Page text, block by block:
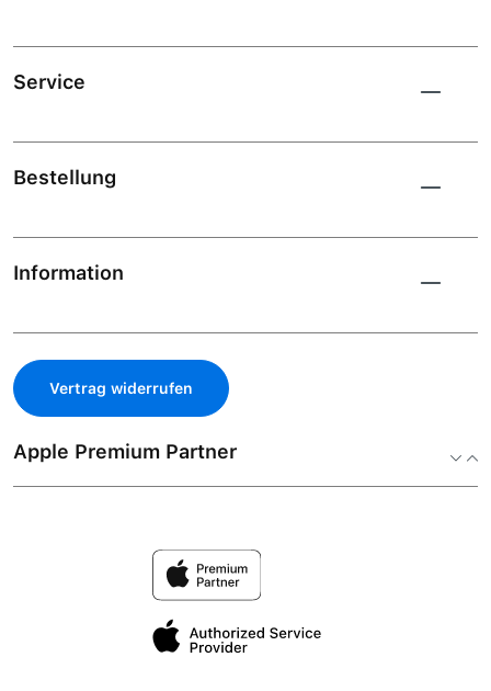
Service
Bestellung
Information
Vertrag widerrufen
Apple Premium Partner